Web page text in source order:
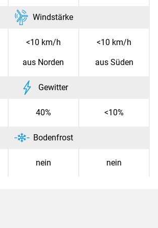
Windstärke
<10 km/h
aus Norden
<10 km/h
aus Süden
Gewitter
40% <10%
Bodenfrost
nein nein